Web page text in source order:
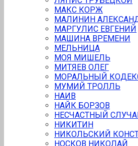
МАКС КОРЖ
МАЛИНИН
МАРГУЛИС ЕВГЕНИЙ
МАШИНА ВРЕМЕНИ
МЕЛЬНИЦА
MОЯ МИШЕЛЬ
МИТЯЕВ ОЛЕГ
МОРАЛЬНЫЙ
МУМИЙ ТРОЛЛЬ
НАИВ
НАЙК БОРЗОВ
НЕСЧАСТНЫЙ
НИКИТИН
НИКОЛЬСКИЙ
НОСКОВ НИКОЛАЙ